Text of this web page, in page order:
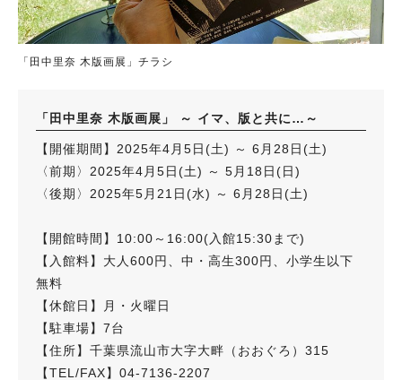
「田中里奈 木版画展」チラシ
「田中里奈 木版画展」 ～ イマ、版と共に…～
【開催期間】2025年4月5日(土) ～ 6月28日(土)
〈前期〉2025年4月5日(土) ～ 5月18日(日)
〈後期〉2025年5月21日(水) ～ 6月28日(土)
【開館時間】10:00～16:00(入館15:30まで)
【入館料】大人600円、中・高生300円、小学生以下
無料
【休館日】月・火曜日
【駐車場】7台
【住所】千葉県流山市大字大畔（おおぐろ）315
【TEL/FAX】04-7136-2207